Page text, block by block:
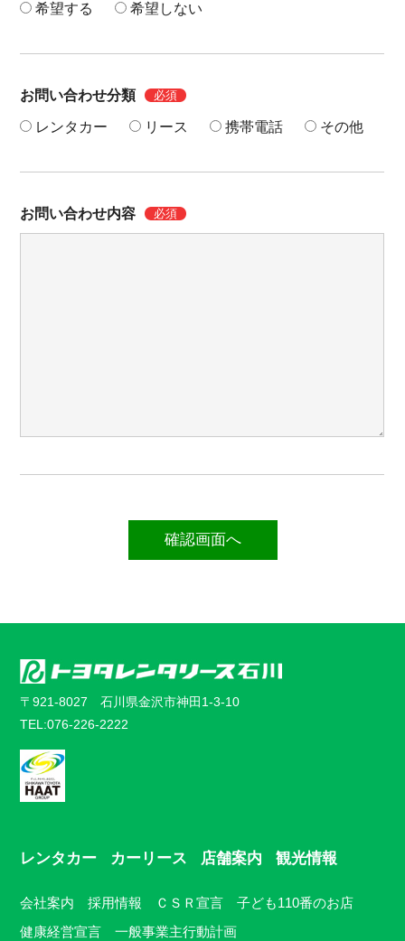
希望する 希望しない
お問い合わせ分類 必須
レンタカー リース 携帯電話 その他
お問い合わせ内容 必須
確認画面へ
〒921-8027 石川県金沢市神田1-3-10
TEL:076-226-2222
レンタカー カーリース 店舗案内 観光情報
会社案内 採用情報 ＣＳＲ宣言
子ども110番のお店
健康経営宣言
一般事業主行動計画